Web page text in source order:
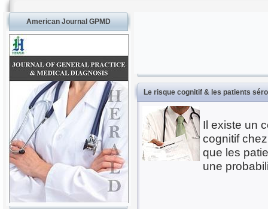
American Journal GPMD
Le risque cognitif & les patients
Il existe un
cognitif
que les
une